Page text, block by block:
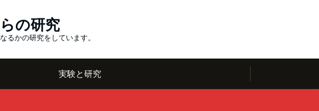
の研究
るかの研究をしています。
実験と研究